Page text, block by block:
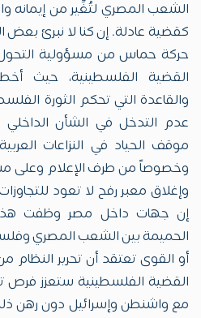
الشعب المصري لتُغِّير من إيمانه
كقضية عادلة. إن كنا لا نبرئ بعض
حركة حماس من مسؤولية
القضية الفلسطينية، حيث
والقاعدة التي تحكم الثورة
عدم التدخل في الشأن الداخلي
موقف الحياد في النزاعات
وخصوصاً من طرف الإعلام وعلى
وإغلاق معبر رفح لا تعود
إن جهات داخل مصر وظفت هذه
الحميمة بين الشعب المصري
أو القوى تعتقد أن تحرير النظام
القضية الفلسطينية ستعزز فرص
مع واشنطن وإسرائيل دون رهن